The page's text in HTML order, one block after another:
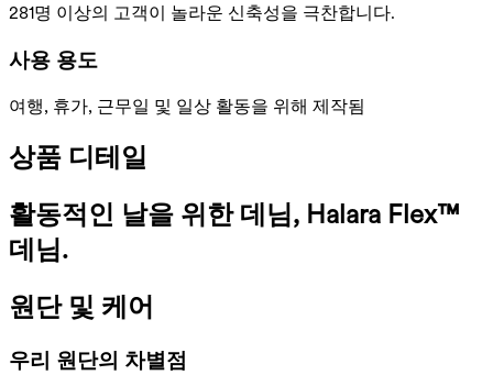
281명 이상의 고객이 놀라운 신축성을 극찬합니다.
사용 용도
여행, 휴가, 근무일 및 일상 활동을 위해 제작됨
상품 디테일
활동적인 날을 위한 데님, Halara Flex™
데님.
원단 및 케어
우리 원단의 차별점